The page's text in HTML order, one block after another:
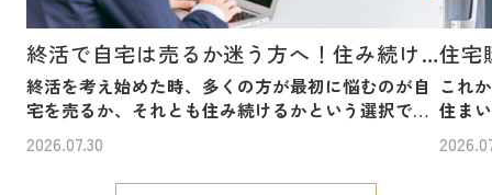
終活で自宅は売るか迷う方へ！住み続けるか判断の基準を解説
終活を考え始めた時、多くの方が最初に悩むのが自
宅を売るか、それとも住み続けるかという選択で
す。どちらにもメリットと不安があり、なんとなく
先送りにしてしまっている方も少なくありません。
しかし、健康状態や家族構成、今後のライフプラン
2026.07.30
これ
住ま
宅を
か、